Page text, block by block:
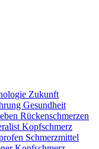
Zukunft
Gesundheit
Rückenschmerzen
Kopfschmerz
Schmerzmittel